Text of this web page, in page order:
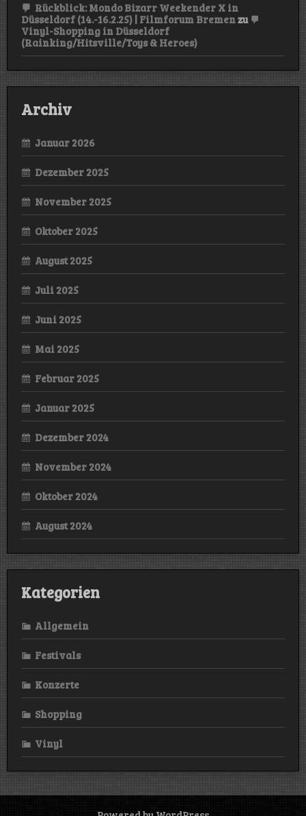
Rückblick: Mondo Bizarr Weekender X in
Düsseldorf (14.-16.2.25) | Filmforum Bremenzu
Vinyl-Shopping in Düsseldorf
(Rainking/Hitsville/Toys & Heroes)
Archiv
Januar 2026
Dezember 2025
November 2025
Oktober 2025
August 2025
Juli 2025
Juni 2025
Mai 2025
Februar 2025
Januar 2025
Dezember 2024
November 2024
Oktober 2024
August 2024
Kategorien
Allgemein
Festivals
Konzerte
Shopping
Vinyl